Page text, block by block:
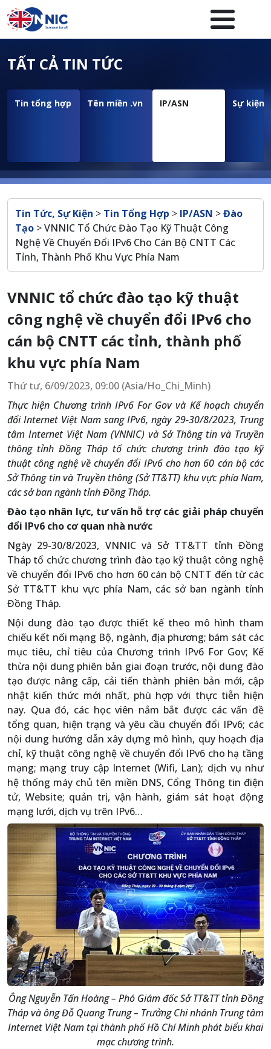
Nhảy đến nội dung
Menuheader của website
TẤT CẢ TIN TỨC
Tin tổng hợp Tên miền .vn IP/ASN Sự kiện
Breadcrumb
Tin Tức, Sự Kiện > Tin Tổng Hợp > IP/ASN >Đào
Tạo >VNNIC Tổ Chức Đào Tạo Kỹ Thuật Công
Nghệ Về Chuyển Đổi IPv6 Cho Cán Bộ CNTT Các
Tỉnh, Thành Phố Khu Vực Phía Nam
VNNIC tổ chức đào tạo kỹ thuật
công nghệ về chuyển đổi IPv6 cho
cán bộ CNTT các tỉnh, thành phố
khu vực phía Nam
Thứ tư, 6/09/2023, 09:00 (Asia/Ho_Chi_Minh)
Thực hiện Chương trình IPv6 For Gov và Kế hoạch chuyển
đổi Internet Việt Nam sang IPv6, ngày 29-30/8/2023, Trung
tâm Internet Việt Nam (VNNIC) và Sở Thông tin và Truyền
thông tỉnh Đồng Tháp tổ chức chương trình đào tạo kỹ
thuật công nghệ về chuyển đổi IPv6 cho hơn 60 cán bộ các
Sở Thông tin và Truyền thông (Sở TT&TT) khu vực phía Nam,
các sở ban ngành tỉnh Đồng Tháp.
Đào tạo nhân lực, tư vấn hỗ trợ các giải pháp chuyển
đổi IPv6 cho cơ quan nhà nước
Ngày 29-30/8/2023, VNNIC và Sở TT&TT tỉnh Đồng
Tháp tổ chức chương trình đào tạo kỹ thuật công nghệ
về chuyển đổi IPv6 cho hơn 60 cán bộ CNTT đến từ các
Sở TT&TT khu vực phía Nam, các sở ban ngành tỉnh
Đồng Tháp.
Nội dung đào tạo được thiết kế theo mô hình tham
chiếu kết nối mạng Bộ, ngành, địa phương; bám sát các
mục tiêu, chỉ tiêu của Chương trình IPv6 For Gov; Kế
thừa nội dung phiên bản giai đoạn trước, nội dung đào
tạo được nâng cấp, cải tiến thành phiên bản mới, cập
nhật kiến thức mới nhất, phù hợp với thực tiễn hiện
nay. Qua đó, các học viên nắm bắt được các vấn đề
tổng quan, hiện trạng và yêu cầu chuyển đổi IPv6; các
nội dung hướng dẫn xây dựng mô hình, quy hoạch địa
chỉ, kỹ thuật công nghệ về chuyển đổi IPv6 cho hạ tầng
mạng; mạng truy cập Internet (Wifi, Lan); dịch vụ như
hệ thống máy chủ tên miền DNS, Cổng Thông tin điện
tử, Website; quản trị, vận hành, giám sát hoạt động
mạng lưới, dịch vụ trên IPv6…
Ông Nguyễn Tấn Hoàng – Phó Giám đốc Sở TT&TT tỉnh Đồng
Tháp và ông Đỗ Quang Trung – Trưởng Chi nhánh Trung tâm
Internet Việt Nam tại thành phố Hồ Chí Minh phát biểu khai
mạc chương trình.